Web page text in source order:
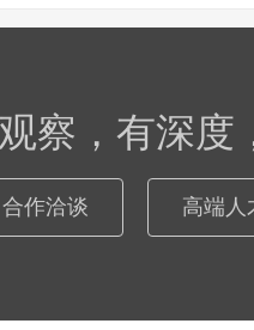
察，有深度
合作洽谈 高端人